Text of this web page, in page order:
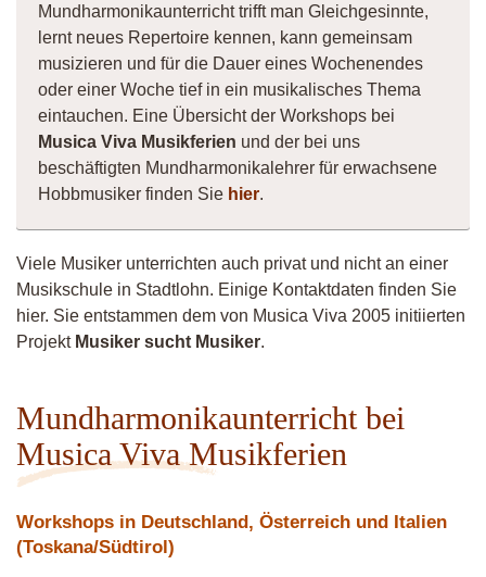
Mundharmonikaunterricht trifft man Gleichgesinnte,
lernt neues Repertoire kennen, kann gemeinsam
musizieren und für die Dauer eines Wochenendes
oder einer Woche tief in ein musikalisches Thema
eintauchen. Eine Übersicht der Workshops bei
Musica Viva Musikferien und der bei uns
beschäftigten Mundharmonikalehrer für erwachsene
Hobbmusiker finden Sie hier.
Viele Musiker unterrichten auch privat und nicht an einer
Musikschule in Stadtlohn. Einige Kontaktdaten finden Sie
hier. Sie entstammen dem von Musica Viva 2005 initiierten
Projekt Musiker sucht Musiker.
Mundharmonikaunterricht bei
Musica Viva Musikferien
Workshops in Deutschland, Österreich und Italien
(Toskana/Südtirol)